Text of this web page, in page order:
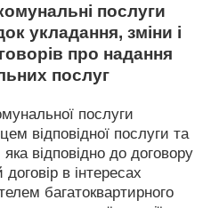
послуги
укладання, зміни і
про надання
послуг
послуги
відповідної послуги та
відповідно до договору
в інтересах
багатоквартирного